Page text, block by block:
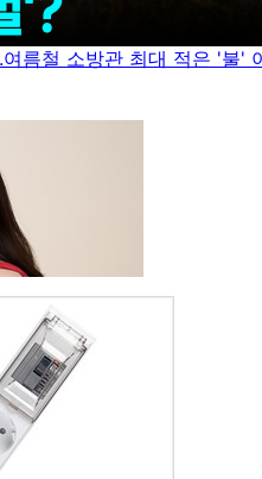
름철 소방관 최대 적은 '불'